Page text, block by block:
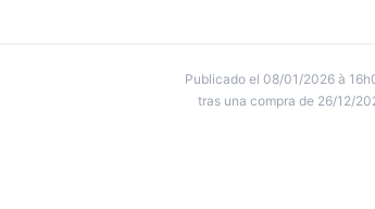
Publicado el 08/01/2026 à
tras una compra de 26/12/